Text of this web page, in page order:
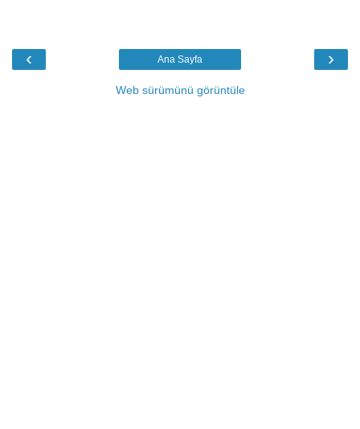
‹ ›
Ana Sayfa
Web sürümünü görüntüle